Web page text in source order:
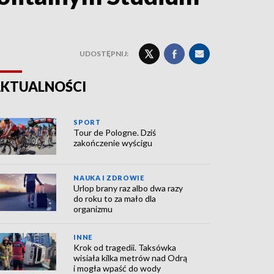
UDOSTĘPNIJ:
SPORT
Tour de Pologne. Dziś
zakończenie wyścigu
NAUKA I ZDROWIE
Urlop brany raz albo dwa razy
do roku to za mało dla
organizmu
INNE
Krok od tragedii. Taksówka
wisiała kilka metrów nad Odrą
i mogła wpaść do wody